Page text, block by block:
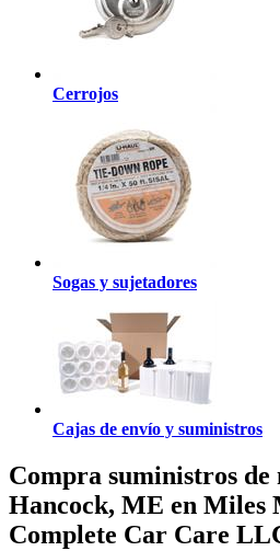
Cerrojos
Sogas y sujetadores
Cajas de envío y suministros
Compra suministros de
Hancock, ME en Miles
Complete Car Care